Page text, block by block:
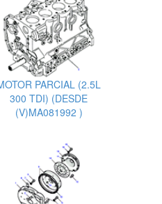
PARCIAL (2.5L
300 TDI) (DESDE
(V)MA081992 )